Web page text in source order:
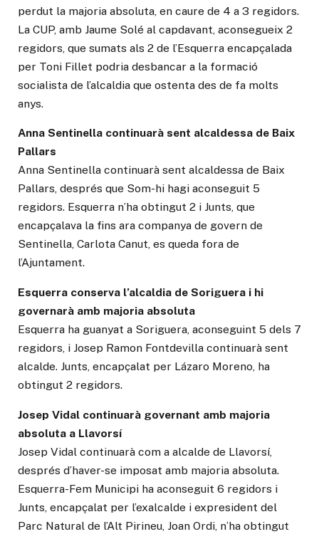
perdut la majoria absoluta, en caure de 4 a 3 regidors.
La CUP, amb Jaume Solé al capdavant, aconsegueix 2
regidors, que sumats als 2 de l’Esquerra encapçalada
per Toni Fillet podria desbancar a la formació
socialista de l’alcaldia que ostenta des de fa molts
anys.
Anna Sentinella continuarà sent alcaldessa de Baix
Pallars
Anna Sentinella continuarà sent alcaldessa de Baix
Pallars, després que Som-hi hagi aconseguit 5
regidors. Esquerra n’ha obtingut 2 i Junts, que
encapçalava la fins ara companya de govern de
Sentinella, Carlota Canut, es queda fora de
l’Ajuntament.
Esquerra conserva l’alcaldia de Soriguera i hi
governarà amb majoria absoluta
Esquerra ha guanyat a Soriguera, aconseguint 5 dels 7
regidors, i Josep Ramon Fontdevilla continuarà sent
alcalde. Junts, encapçalat per Lázaro Moreno, ha
obtingut 2 regidors.
Josep Vidal continuarà governant amb majoria
absoluta a Llavorsí
Josep Vidal continuarà com a alcalde de Llavorsí,
després d’haver-se imposat amb majoria absoluta.
Esquerra-Fem Municipi ha aconseguit 6 regidors i
Junts, encapçalat per l’exalcalde i expresident del
Parc Natural de l’Alt Pirineu, Joan Ordi, n’ha obtingut